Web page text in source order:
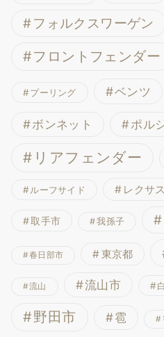
フォルクスワーゲン
フロントフェンダー
プーリング ベンツ
ボンネット ポル
リアフェンダー
ルーフサイド レクサス
取手市 我孫子
春日部市 東京都
流山 流山市
野田市 雹